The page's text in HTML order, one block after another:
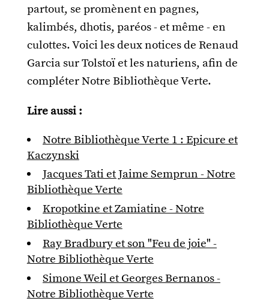
partout, se promènent en pagnes,
kalimbés, dhotis, paréos - et même - en
culottes. Voici les deux notices de Renaud
Garcia sur Tolstoï et les naturiens, afin de
compléter Notre Bibliothèque Verte.
Lire aussi :
Notre Bibliothèque Verte 1 : Epicure et
Kaczynski
Jacques Tati et Jaime Semprun - Notre
Bibliothèque Verte
Kropotkine et Zamiatine - Notre
Bibliothèque Verte
Ray Bradbury et son "Feu de joie" -
Notre Bibliothèque Verte
Simone Weil et Georges Bernanos -
Notre Bibliothèque Verte